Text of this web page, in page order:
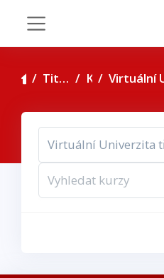
Titulní stránka Kurzy
Kategorie kurzů
Vyhledat kurzy